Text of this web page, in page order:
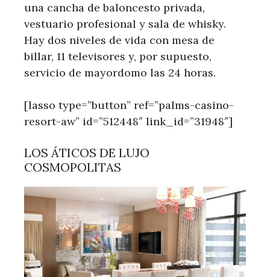
una cancha de baloncesto privada,
vestuario profesional y sala de whisky.
Hay dos niveles de vida con mesa de
billar, 11 televisores y, por supuesto,
servicio de mayordomo las 24 horas.
[lasso type=”button” ref=”palms-casino-
resort-aw” id=”512448″ link_id=”31948″]
LOS ÁTICOS DE LUJO
COSMOPOLITAS